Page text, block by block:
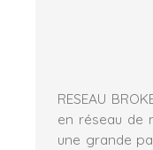
RESEAU
en réseau de
une grande